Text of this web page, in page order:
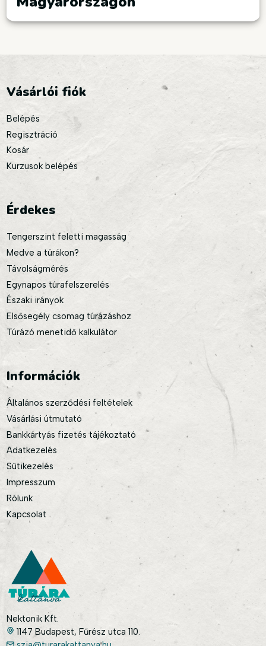
Vásárlói fiók
Belépés
Regisztráció
Kosár
Kurzusok belépés
Érdekes
Tengerszint feletti magasság
Medve a túrákon?
Távolságmérés
Egynapos túrafelszerelés
Északi irányok
Elsősegély csomag túrázáshoz
Túrázó menetidő kalkulátor
Információk
Általános szerződési feltételek
Vásárlási útmutató
Bankkártyás fizetés tájékoztató
Adatkezelés
Sütikezelés
Impresszum
Rólunk
Kapcsolat
Nektonik Kft.
1147 Budapest, Fűrész utca 110.